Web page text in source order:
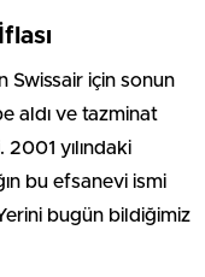
Swissair için sonun
aldı ve tazminat
yılındaki
bu efsanevi ismi
bugün bildiğimiz